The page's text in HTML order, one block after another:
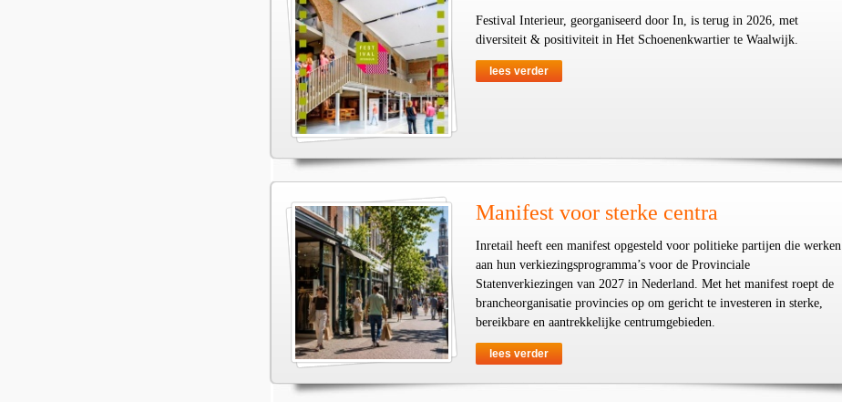
Festival Interieur, georganiseerd door In, is terug in 2026, met
diversiteit & positiviteit in Het Schoenenkwartier te Waalwijk.
lees verder
Manifest voor sterke centra
Inretail heeft een manifest opgesteld voor politieke partijen die werken
aan hun verkiezingsprogramma’s voor de Provinciale
Statenverkiezingen van 2027 in Nederland. Met het manifest roept de
brancheorganisatie provincies op om gericht te investeren in sterke,
bereikbare en aantrekkelijke centrumgebieden.
lees verder